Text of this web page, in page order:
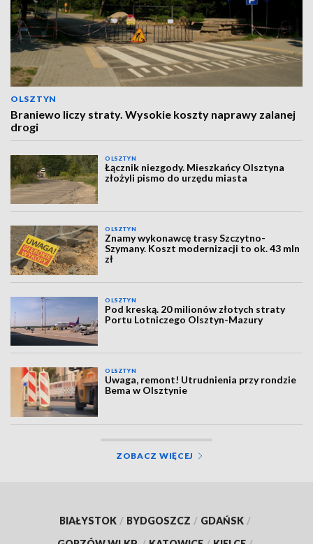
OLSZTYN
Braniewo liczy straty. Wysokie koszty naprawy zalanej
drogi
OLSZTYN
Łącznik niezgody. Mieszkańcy Olsztyna
złożyli pismo do urzędu miasta
OLSZTYN
Znamy wykonawcę trasy Szczytno-
Szymany. Koszt modernizacji to ok. 43 mln
zł
OLSZTYN
Pod kreską. 20 milionów złotych straty
Portu Lotniczego Olsztyn-Mazury
OLSZTYN
Uwaga, remont! Utrudnienia przy rondzie
Bema w Olsztynie
ZOBACZ WIĘCEJ
BIAŁYSTOK / BYDGOSZCZ / GDAŃSK /